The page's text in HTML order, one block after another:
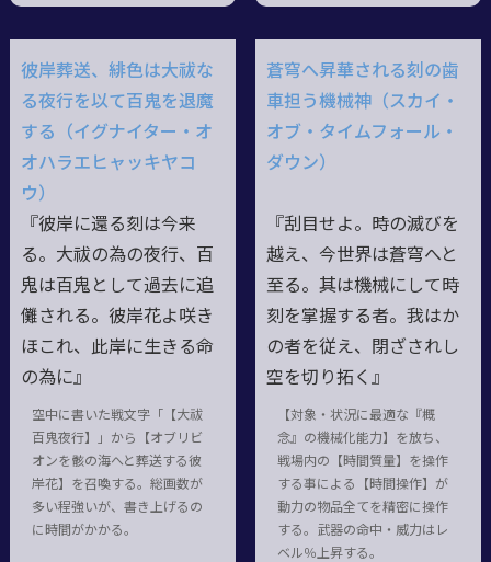
彼岸葬送、緋色は大祓な
る夜行を以て百鬼を退魔
する（イグナイター・オ
オハラエヒャッキヤコ
ウ）
『彼岸に還る刻は今来
る。大祓の為の夜行、百
鬼は百鬼として過去に追
儺される。彼岸花よ咲き
ほこれ、此岸に生きる命
の為に』
空中に書いた戦文字「【大祓
百鬼夜行】」から【オブリビ
オンを骸の海へと葬送する彼
岸花】を召喚する。総画数が
多い程強いが、書き上げるの
に時間がかかる。
蒼穹へ昇華される刻の歯
車担う機械神（スカイ・
オブ・タイムフォール・
ダウン）
『刮目せよ。時の滅びを
越え、今世界は蒼穹へと
至る。其は機械にして時
刻を掌握する者。我はか
の者を従え、閉ざされし
空を切り拓く』
【対象・状況に最適な『概
念』の機械化能力】を放ち、
戦場内の【時間質量】を操作
する事による【時間操作】が
動力の物品全てを精密に操作
する。武器の命中・威力はレ
ベル％上昇する。